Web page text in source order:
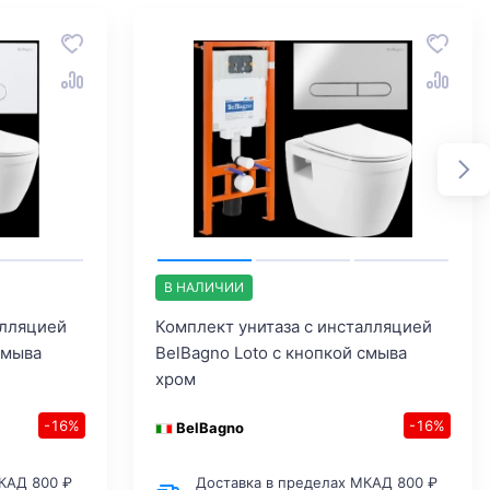
-16%
800 ₽
В НАЛИЧИИ
Комплект унитаза с инсталляцией
BelBagno Loto с кнопкой смыва
хром
BelBagno -16%
Доставка в пределах МКАД 800 ₽